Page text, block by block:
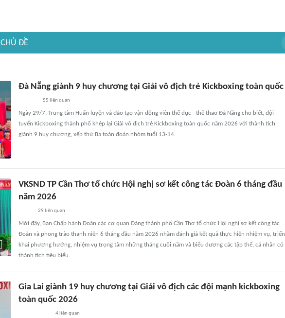
CHỦ ĐỀ
Đà Nẵng giành 9 huy chương tại Giải vô địch trẻ Kickboxing toàn quốc
55 liên quan
Ngày 29/7, Trung tâm Huấn luyện và đào tạo vận động viên thể dục - thể thao Đà Nẵng cho biết, đội
tuyển Kickboxing thành phố khép lại Giải vô địch trẻ Kickboxing toàn quốc năm 2026 với thành tích
giành 9 huy chương, xếp thứ Ba toàn đoàn nhóm tuổi 13-14.
VKSND TP Cần Thơ tổ chức Hội nghị sơ kết công tác Đoàn 6 tháng đầu
năm 2026
29 liên quan
Mới đây, Ban Chấp hành Đoàn các cơ quan Đảng thành phố Cần Thơ tổ chức Hội nghị sơ kết công tác
Đoàn và phong trào thanh niên 6 tháng đầu năm 2026 nhằm đánh giá kết quả thực hiện nhiệm vụ, triển
khai phương hướng, nhiệm vụ trọng tâm những tháng cuối năm và biểu dương các tập thể, cá nhân có
thành tích tiêu biểu.
Gia Lai giành 19 huy chương tại Giải vô địch các đội mạnh kickboxing
toàn quốc 2026
4 liên quan